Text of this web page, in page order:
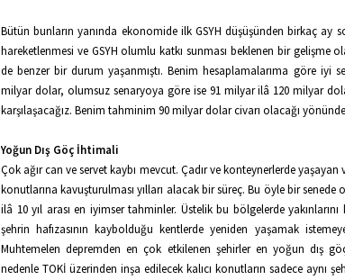
Bütün bunların yanında ekonomide ilk GSYH düşüşünden birkaç ay
hareketlenmesi ve GSYH olumlu katkı sunması beklenen bir gelişme
de benzer bir durum yaşanmıştı. Benim hesaplamalarıma göre iyi
milyar dolar, olumsuz senaryoya göre ise 91 milyar ilâ 120 milyar
karşılaşacağız. Benim tahminim 90 milyar dolar civarı olacağı
Yoğun Dış Göç İhtimali
Çok ağır can ve servet kaybı mevcut. Çadır ve konteynerlerde yaşayan
konutlarına kavuşturulması yılları alacak bir süreç. Bu öyle bir
ilâ 10 yıl arası en iyimser tahminler. Üstelik bu bölgelerde
şehrin hafızasının kaybolduğu kentlerde yeniden yaşamak
Muhtemelen depremden en çok etkilenen şehirler en yoğun dış
nedenle TOKİ üzerinden inşa edilecek kalıcı konutların sadece aynı